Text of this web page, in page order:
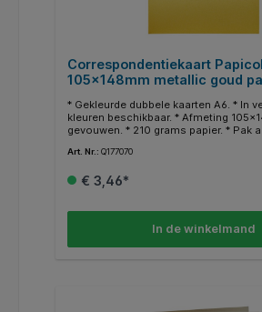
Correspondentiekaart
105x148mm metallic goud
* Gekleurde dubbele kaarten A6. * In
kleuren beschikbaar. * Afmeting
gevouwen. * 210 grams papier. * Pak
kleuren zijn ook enveloppen en A4
Art. Nr.: Q177070
€ 3,46*
In de winkelmand